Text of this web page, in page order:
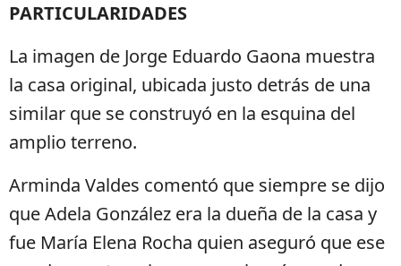
PARTICULARIDADES
La imagen de Jorge Eduardo Gaona muestra
la casa original, ubicada justo detrás de una
similar que se construyó en la esquina del
amplio terreno.
Arminda Valdes comentó que siempre se dijo
que Adela González era la dueña de la casa y
fue María Elena Rocha quien aseguró que ese